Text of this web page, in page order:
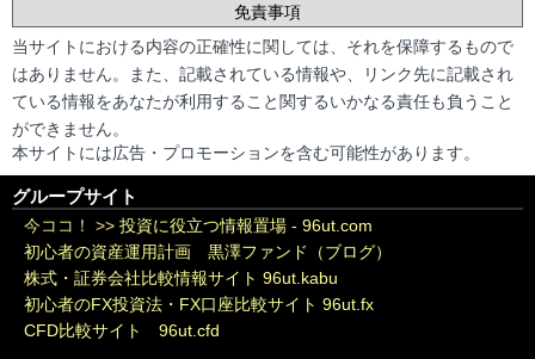
免責事項
当サイトにおける内容の正確性に関しては、それを保障するもので
はありません。また、記載されている情報や、リンク先に記載され
ている情報をあなたが利用すること関するいかなる責任も負うこと
ができません。
本サイトには広告・プロモーションを含む可能性があります。
グループサイト
今ココ！ >> 投資に役立つ情報置場 - 96ut.com
初心者の資産運用計画 黒澤ファンド（ブログ）
株式・証券会社比較情報サイト 96ut.kabu
初心者のFX投資法・FX口座比較サイト 96ut.fx
CFD比較サイト 96ut.cfd